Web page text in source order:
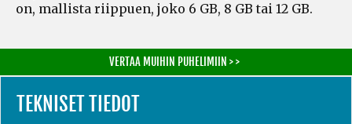
on, mallista riippuen, joko 6 GB, 8 GB tai 12 GB.
VERTAA MUIHIN PUHELIMIIN > >
TEKNISET TIEDOT